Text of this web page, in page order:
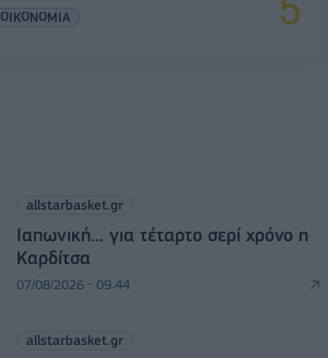
ΟΙΚΟΝΟΜΙΑ
allstarbasket.gr
Ιαπωνική... για τέταρτο σερί χρόνο η
Καρδίτσα
07/08/2026 - 09:44
allstarbasket.gr